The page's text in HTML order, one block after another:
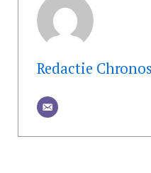
Redactie Chronos